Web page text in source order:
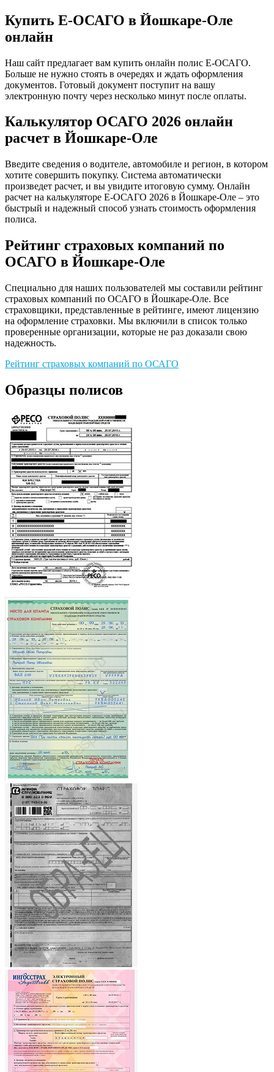
Купить Е-ОСАГО в Йошкаре-Оле
онлайн
Наш сайт предлагает вам купить онлайн полис Е-ОСАГО.
Больше не нужно стоять в очередях и ждать оформления
документов. Готовый документ поступит на вашу
электронную почту через несколько минут после оплаты.
Калькулятор ОСАГО 2026 онлайн
расчет в Йошкаре-Оле
Введите сведения о водителе, автомобиле и регион, в котором
хотите совершить покупку. Система автоматически
произведет расчет, и вы увидите итоговую сумму. Онлайн
расчет на калькуляторе Е-ОСАГО 2026 в Йошкаре-Оле – это
быстрый и надежный способ узнать стоимость оформления
полиса.
Рейтинг страховых компаний по
ОСАГО в Йошкаре-Оле
Специально для наших пользователей мы составили рейтинг
страховых компаний по ОСАГО в Йошкаре-Оле. Все
страховщики, представленные в рейтинге, имеют лицензию
на оформление страховки. Мы включили в список только
проверенные организации, которые не раз доказали свою
надежность.
Рейтинг страховых компаний по ОСАГО
Образцы полисов